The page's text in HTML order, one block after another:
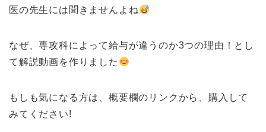
医の先生には聞きませんよね
なぜ、専攻科によって給与が違うのか3つの理由！とし
て解説動画を作りました
もしも気になる方は、概要欄のリンクから、購入して
みてください!